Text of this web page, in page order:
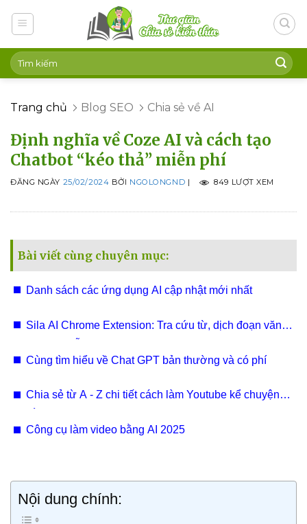
Trang chủ Blog SEO Chia sẻ về AI
Định nghĩa về Coze AI và cách tạo
Chatbot “kéo thả” miễn phí
ĐĂNG NGÀY 25/02/2024 BỞI NGOLONGND | 849 LƯỢT XEM
Bài viết cùng chuyên mục:
Danh sách các ứng dụng AI cập nhật mới nhất
Sila AI Chrome Extension: Tra cứu từ, dịch đoạn văn
Cùng tìm hiểu về Chat GPT bản thường và có phí
Chia sẻ từ A - Z chi tiết cách làm Youtube kể chuyện
Công cụ làm video bằng AI 2025
Nội dung chính: